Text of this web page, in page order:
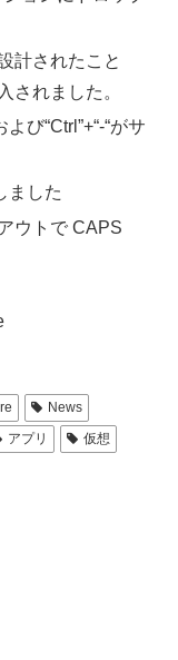
計されたこと
されました。
び“Ctrl”+“-“がサ
ました
ウトで CAPS
News
アプリ
仮想